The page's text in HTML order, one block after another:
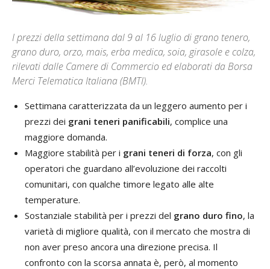
I prezzi della settimana dal 9 al 16 luglio di grano tenero,
grano duro, orzo, mais, erba medica, soia, girasole e colza,
rilevati dalle Camere di Commercio ed elaborati da Borsa
Merci Telematica Italiana (BMTI).
Settimana caratterizzata da un leggero aumento per i
prezzi dei grani teneri panificabili, complice una
maggiore domanda.
Maggiore stabilità per i grani teneri di forza, con gli
operatori che guardano all’evoluzione dei raccolti
comunitari, con qualche timore legato alle alte
temperature.
Sostanziale stabilità per i prezzi del grano duro fino, la
varietà di migliore qualità, con il mercato che mostra di
non aver preso ancora una direzione precisa. Il
confronto con la scorsa annata è, però, al momento